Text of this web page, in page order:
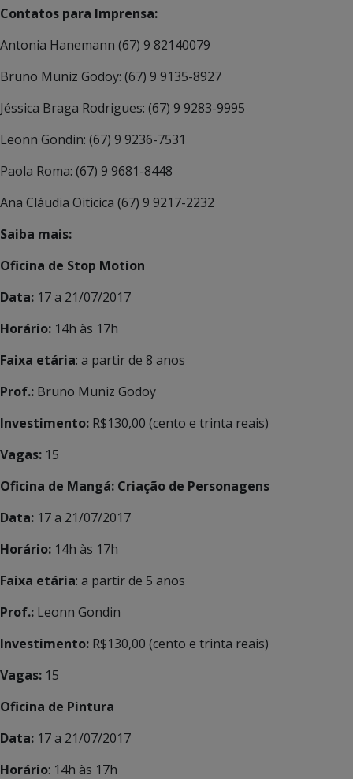
Contatos para Imprensa:
Antonia Hanemann (67) 9 82140079
Bruno Muniz Godoy: (67) 9 9135-8927
Jéssica Braga Rodrigues: (67) 9 9283-9995
Leonn Gondin: (67) 9 9236-7531
Paola Roma: (67) 9 9681-8448
Ana Cláudia Oiticica (67) 9 9217-2232
Saiba mais:
Oficina de Stop Motion
Data: 17 a 21/07/2017
Horário: 14h às 17h
Faixa etária: a partir de 8 anos
Prof.: Bruno Muniz Godoy
Investimento: R$130,00 (cento e trinta reais)
Vagas: 15
Oficina de Mangá: Criação de Personagens
Data: 17 a 21/07/2017
Horário: 14h às 17h
Faixa etária: a partir de 5 anos
Prof.: Leonn Gondin
Investimento: R$130,00 (cento e trinta reais)
Vagas: 15
Oficina de Pintura
Data: 17 a 21/07/2017
Horário: 14h às 17h